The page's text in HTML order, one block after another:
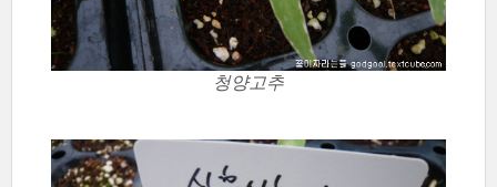
청양고추